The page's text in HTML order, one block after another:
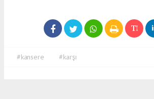
#kansere #karşı